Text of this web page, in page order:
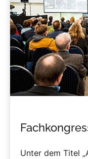
Unter dem Titel